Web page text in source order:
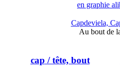
en graphie
Capdeviela,
Au bout de
cap / tête, bout